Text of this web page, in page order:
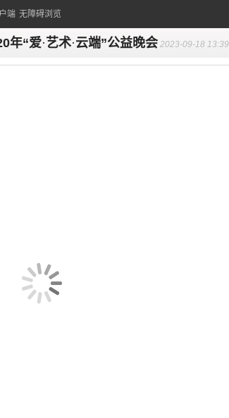
端 无障碍浏览
年“爱·艺术·云端”公益晚会 2023-09-18 13:39